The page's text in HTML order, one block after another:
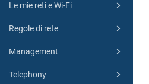
Le mie reti e Wi-Fi
Regole di rete
Management
Telephony